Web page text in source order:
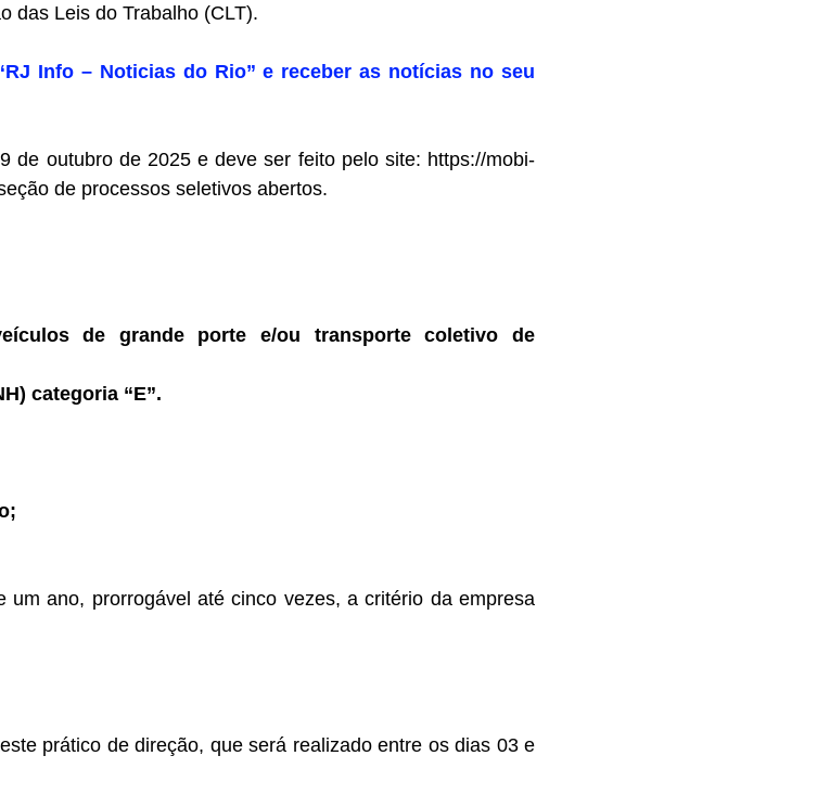
das Leis do Trabalho (CLT).
Info – Noticias do Rio” e receber as notícias no seu
de outubro de 2025 e deve ser feito pelo site: https://mobi-
de processos seletivos abertos.
de grande porte e/ou transporte coletivo de
categoria “E”.
um ano, prorrogável até cinco vezes, a critério da empresa
prático de direção, que será realizado entre os dias 03 e